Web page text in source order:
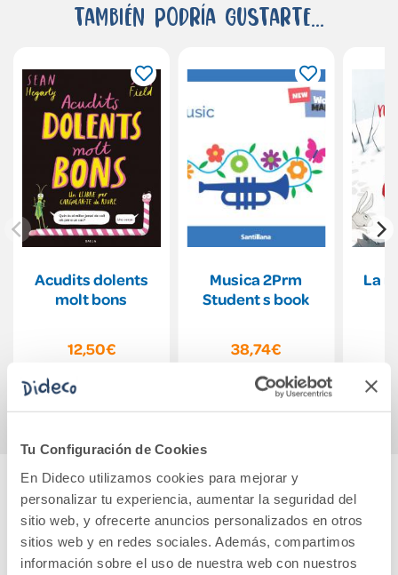
Tu Configuración de Cookies
En Dideco utilizamos cookies para mejorar y
personalizar tu experiencia, aumentar la seguridad del
sitio web, y ofrecerte anuncios personalizados en otros
sitios web y en redes sociales. Además, compartimos
información sobre el uso de nuestra web con nuestros
También podría gustarte...
Acudits dolents
molt bons
12,50€
Comprar
Musica 2Prm
Student s book
38,74€
Comprar
La
Cuéntanos tu opinión
¡Sé el primero en valorar este producto!